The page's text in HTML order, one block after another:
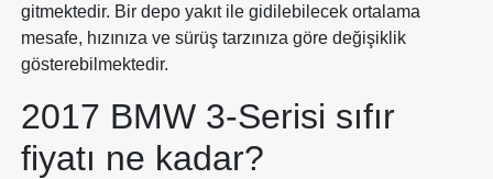
gitmektedir. Bir depo yakıt ile gidilebilecek ortalama
mesafe, hızınıza ve sürüş tarzınıza göre değişiklik
gösterebilmektedir.
2017 BMW 3-Serisi sıfır
fiyatı ne kadar?